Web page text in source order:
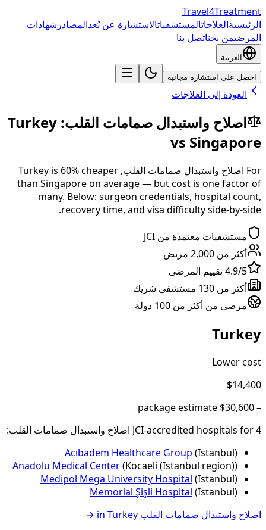
Travel4Treatment
الرئيسيةالعلاجاتالمستشفياتالاستشارة عن بُعدالمصادر شهادات
المرضىمن نحناتصل بنا
العربية
احصل على استشارة مجانية
العودة إلى العلاجات
اصلاح واستبدال صمامات القلب:
Turkey
vs Singapore
For اصلاح واستبدال صمامات القلب,
Turkey is 60% cheaper
than Singaporeon average — but cost is one factor of
many. Below: surgeon credentials, hospital count,
recovery time, and visa difficulty side-by-side.
مستشفيات معتمدة من JCI
أكثر من 2,000 مريض
4.9/5 تقييم المرضى
أكثر من 130 مستشفى شريك
مرضى من أكثر من 100 دولة
Turkey
Lower cost
$14,400
–
$30,600
4
s for اصلاح واستبدال صمامات القلب:
Acıbadem Healthcare Group (Istanbul)
Anadolu Medical Center(Kocaeli (Istanbul region))
Medipol Mega University Hospital (Istanbul)
Memorial Şişli Hospital (Istanbul)
اصلاح واستبدال صمامات القلب Turkey
→